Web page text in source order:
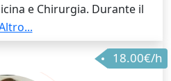
e Chirurgia. Durante il
svolto ripetizioni e lezioni
scuole superiori e
18.00€/h